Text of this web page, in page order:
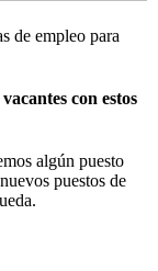
de empleo para
con estos
algún puesto
puestos de